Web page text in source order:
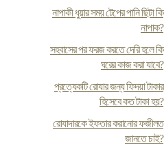
নাপাকী ধুয়ার সময় টেপের পানি ছিটা কি
নাপাক?
সহবাসের পর ফরজ করতে দেরি হলে কি
ঘরের কাজ করা যাবে?
প্রত্যেকটি রোযার জন্য ফিদয়া টাকার
হিসেবে কত টাকা হয়?
রোযাদারকে ইফতার করানোর ফজীলত
জানতে চাই?